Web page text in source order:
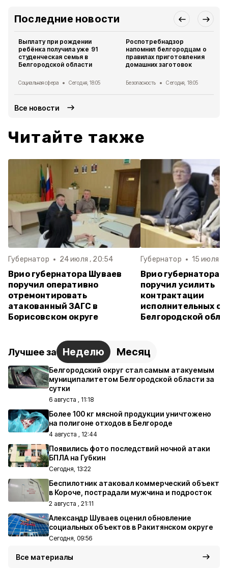
Последние новости
Выплату при рождении
ребёнка получила уже 91
студенческая семья в
Белгородской области
Социальная сфера Сегодня, 18:05
Роспотребнадзор
напомнил белгородцам о
правилах приготовления
домашних заготовок
Безопасность Сегодня, 18:05
Все новости
Читайте также
Губернатор 24 июля , 20:54
Врио губернатора Шуваев
поручил оперативно
отремонтировать
атакованный ЗАГС в
Борисовском округе
Губернатор 15 июля ,
Врио губернатора
поручил усилить
контрактации
исполнительных
Белгородской
Лучшее за Неделю Месяц
Белгородский округ стал самым атакуемым
муниципалитетом Белгородской области за
сутки
6 августа , 11:18
Более 100 кг мясной продукции уничтожено
на полигоне отходов в Белгороде
4 августа , 12:44
Появились фото последствий ночной атаки
БПЛА на Губкин
Сегодня, 13:22
Беспилотник атаковал коммерческий объект
в Короче, пострадали мужчина и подросток
2 августа , 21:11
Александр Шуваев оценил обновление
социальных объектов в Ракитянском округе
Сегодня, 09:56
Все материалы